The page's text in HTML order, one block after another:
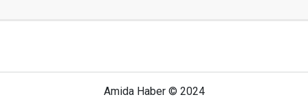
Amida Haber © 2024